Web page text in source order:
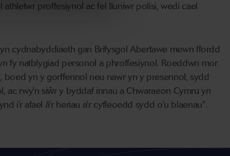
proffesiynol ac fel lluniwr polisi, wedi cael
cydnabyddiaeth gan Brifysgol Abertawe mewn ffordd
fy natblygiad personol a phroffesiynol. Roeddwn mor
yn y gorffennol neu nawr yn y presennol, sydd
rwy'n siŵr y byddaf innau a Chwaraeon Cymru yn
i’r afael â'r heriau a'r cyfleoedd sydd o'u blaenau".